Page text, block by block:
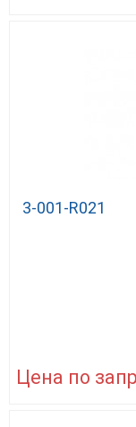
3-001-R021
Цена по